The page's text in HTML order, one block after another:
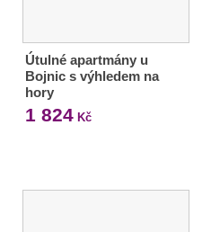
Útulné apartmány u
Bojnic s výhledem na
hory
1 824Kč